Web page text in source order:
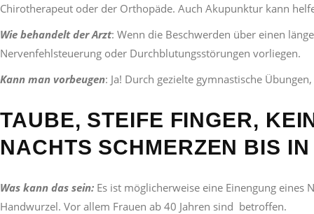
Chirotherapeut oder der Orthopäde. Auch Akupunktur kann
Wie behandelt der Arzt: Wenn die Beschwerden über einen
Nervenfehlsteuerung oder Durchblutungsstörungen vorliegen.
Kann man vorbeugen: Ja! Durch gezielte gymnastische
TAUBE, STEIFE FINGER,
NACHTS SCHMERZEN BIS
Was kann das sein: Es ist möglicherweise eine Einengung
Handwurzel. Vor allem Frauen ab 40 Jahren sind betroffen.